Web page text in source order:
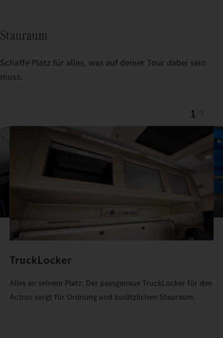
Stauraum
Schaffe Platz für alles, was auf deiner Tour dabei sein
muss.
1
TruckLocker
Alles an seinem Platz: Der passgenaue TruckLocker für den
Actros sorgt für Ordnung und zusätzlichen Stauraum.